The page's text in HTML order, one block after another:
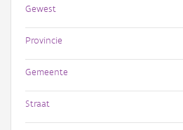
Gewest
Provincie
Gemeente
Straat